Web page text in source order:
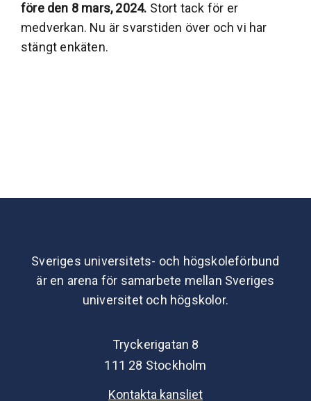
före den 8 mars, 2024. Stort tack för er
medverkan. Nu är svarstiden över och vi har
stängt enkäten.
Sveriges universitets- och högskoleförbund
är en arena för samarbete mellan Sveriges
universitet och högskolor.
Tryckerigatan 8
111 28 Stockholm
Kontakta kansliet